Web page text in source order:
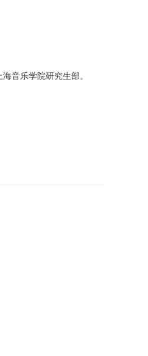
音乐学院研究生部。